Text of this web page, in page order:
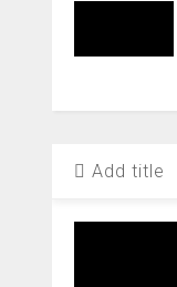
Add title